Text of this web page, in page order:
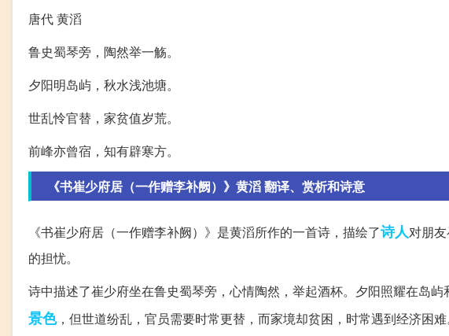
唐代 黄滔
鲁史蜀琴旁，陶然举一觞。
夕阳明岛屿，秋水浅池塘。
世乱怜官替，家贫值岁荒。
前峰亦曾宿，知有辟寒方。
《书崔少府居（一作赠李补阙）》黄滔 翻译、赏析和诗意
《书崔少府居（一作赠李补阙）》是黄滔所作的一首诗，描绘了诗人对朋
的担忧。
诗中描述了崔少府坐在鲁史蜀琴旁，心情陶然，举起酒杯。夕阳照耀在岛
景色，但世道纷乱，官员需要时常更替，而家境却贫困，时常遇到经济困难